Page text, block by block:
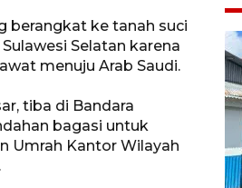
berangkat ke tanah suci
Selatan karena
menuju Arab Saudi.
tiba di Bandara
bagasi untuk
Umrah Kantor Wilayah